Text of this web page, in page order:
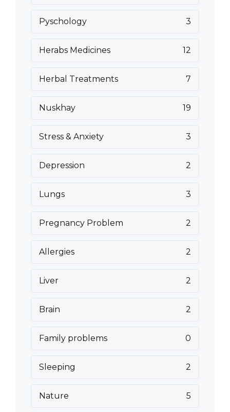
Pyschology 3
Herabs Medicines 12
Herbal Treatments 7
Nuskhay 19
Stress & Anxiety 3
Depression 2
Lungs 3
Pregnancy Problem 2
Allergies 2
Liver 2
Brain 2
Family problems 0
Sleeping 2
Nature 5